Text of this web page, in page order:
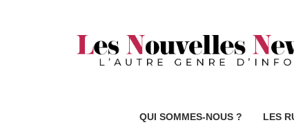
QUI SOMMES-NOUS ? LES